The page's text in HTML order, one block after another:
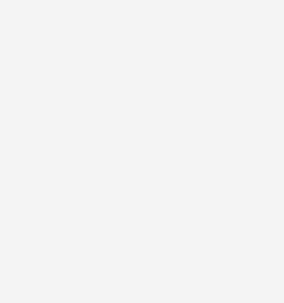
Am stärksten betroffen ist der
Heizungsindustrie (BDH) hat am
von Wärmeerzeugern bis
zeigen, dass bis zu diesem Zeitpunkt
Gebäudeenergiegesetzes erwartete
Absatz für neue Heizungen ist in den
dem Vorjahreszeitrum um 39 %